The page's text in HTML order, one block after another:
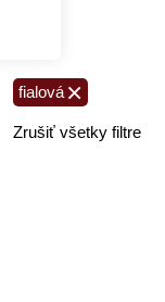
fialová ×
Zrušiť všetky filtre